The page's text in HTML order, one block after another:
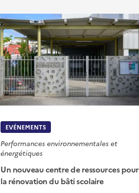
EVÉNEMENTS
Performances environnementales et
énergétiques
Un nouveau centre de ressources pour
la rénovation du bâti scolaire